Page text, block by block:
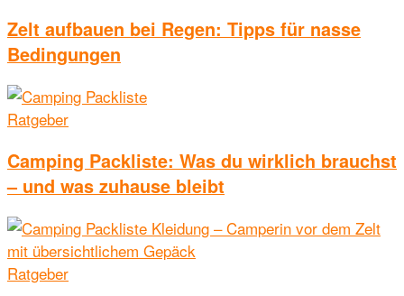
Zelt aufbauen bei Regen: Tipps für nasse
Bedingungen
Ratgeber
Camping Packliste: Was du wirklich brauchst
– und was zuhause bleibt
Ratgeber